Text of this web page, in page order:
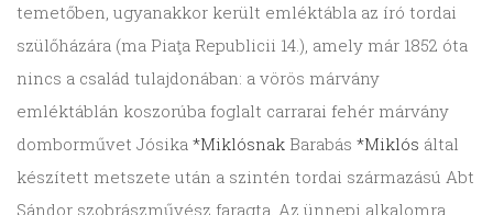
temetőben, ugyanakkor került emléktábla az író tordai
szülőházára (ma Piaţa Republicii 14.), amely már 1852 óta
nincs a család tulajdonában: a vörös márvány
emléktáblán koszorúba foglalt carrarai fehér márvány
domborművet Jósika *Miklósnak Barabás *Miklós által
készített metszete után a szintén tordai származású Abt
Sándor szobrászművész faragta. Az ünnepi alkalomra